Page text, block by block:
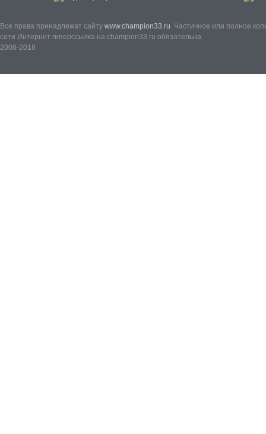
Все права принадлежат сайту www.champion33.ru. Частичное или полное
сети Интернет гиперссылка на champion33.ru обязательна.
2008-2018